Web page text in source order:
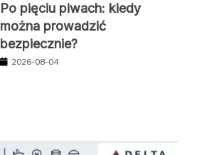
Po pięciu piwach: kiedy
można prowadzić
bezpiecznie?
2026-08-04